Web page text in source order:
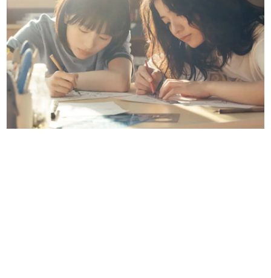
ゲームが変えた日本語
「経験値」「裏技」「ラスボス」… ゲームにまつわる言葉
の起源や用法の変遷を、コンピューター文化史研究家・タ
イニーP氏が徹底調査。
カテゴリ
特集記事
マンガ